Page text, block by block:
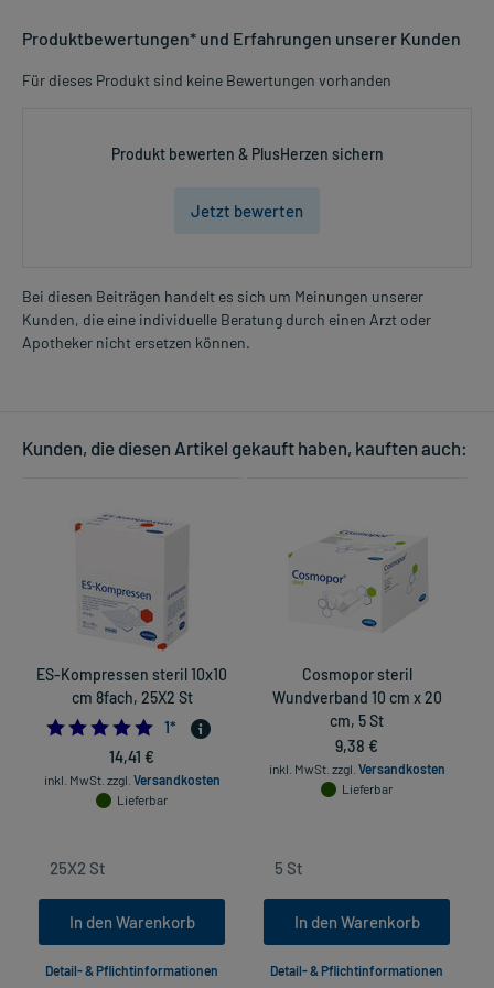
Produktbewertungen* und Erfahrungen unserer Kunden
Für dieses Produkt sind keine Bewertungen vorhanden
Produkt bewerten & PlusHerzen sichern
Jetzt bewerten
Bei diesen Beiträgen handelt es sich um Meinungen unserer
Kunden, die eine individuelle Beratung durch einen Arzt oder
Apotheker nicht ersetzen können.
Kunden, die diesen Artikel gekauft haben, kauften auch:
ES-Kompressen steril 10x10
cm 8fach, 25X2 St
5.0
1*
14,41 €
inkl. MwSt. zzgl. Versandkosten
Lieferbar
In den Warenkorb
Detail- & Pflichtinformationen
Cosmopor steril
Wundverband 10 cm x 20
cm, 5 St
9,38 €
inkl. MwSt. zzgl. Versandkosten
Lieferbar
In den Warenkorb
Detail- & Pflichtinformationen